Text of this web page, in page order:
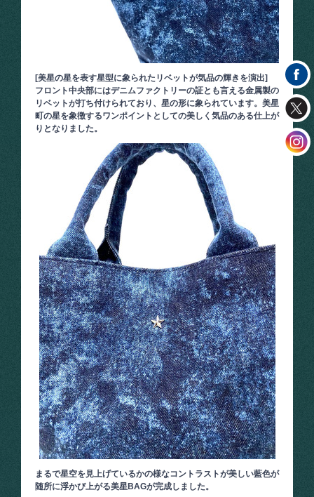
[美星の星を表す星型に象られたリベットが気品の輝きを演出]
フロント中央部にはデニムファクトリーの証とも言える金属製の
リベットが打ち付けられており、星の形に象られています。美星
町の星を象徴するワンポイントとしての美しく気品のある仕上が
りとなりました。
まるで星空を見上げているかの様なコントラストが美しい藍色が
随所に浮かび上がる美星BAGが完成しました。